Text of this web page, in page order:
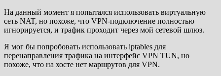
На данный момент я попытался использовать виртуальную
сеть NAT, но похоже, что VPN-подключение полностью
игнорируется, и трафик проходит через мой сетевой шлюз.
Я мог бы попробовать использовать iptables для
перенаправления трафика на интерфейс VPN TUN, но
похоже, что на хосте нет маршрутов для VPN.